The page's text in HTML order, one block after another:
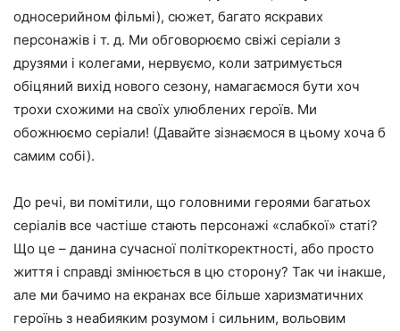
односерийном фільмі), сюжет, багато яскравих
персонажів і т. д. Ми обговорюємо свіжі серіали з
друзями і колегами, нервуємо, коли затримується
обіцяний вихід нового сезону, намагаємося бути хоч
трохи схожими на своїх улюблених героїв. Ми
обожнюємо серіали! (Давайте зізнаємося в цьому хоча б
самим собі).
До речі, ви помітили, що головними героями багатьох
серіалів все частіше стають персонажі «слабкої» статі?
Що це – данина сучасної політкоректності, або просто
життя і справді змінюється в цю сторону? Так чи інакше,
але ми бачимо на екранах все більше харизматичних
героїнь з неабияким розумом і сильним, вольовим